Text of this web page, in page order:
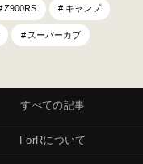
Z900RS キャンプ
スーパーカブ
すべての記事
ForRについて